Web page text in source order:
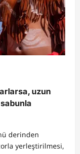
uzun
sabunla
derinden
yerleştirilmesi,